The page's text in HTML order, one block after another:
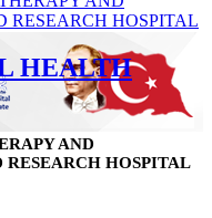
HEALTH
AND
HOSPITAL